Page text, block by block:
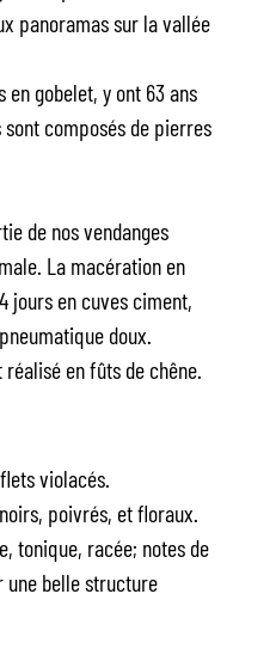
panoramas sur la vallée
en gobelet, y ont 63 ans
sont composés de pierres
de nos vendanges
La macération en
jours en cuves ciment,
doux.
en fûts de chêne.
violacés.
poivrés, et floraux.
tonique, racée; notes de
une belle structure